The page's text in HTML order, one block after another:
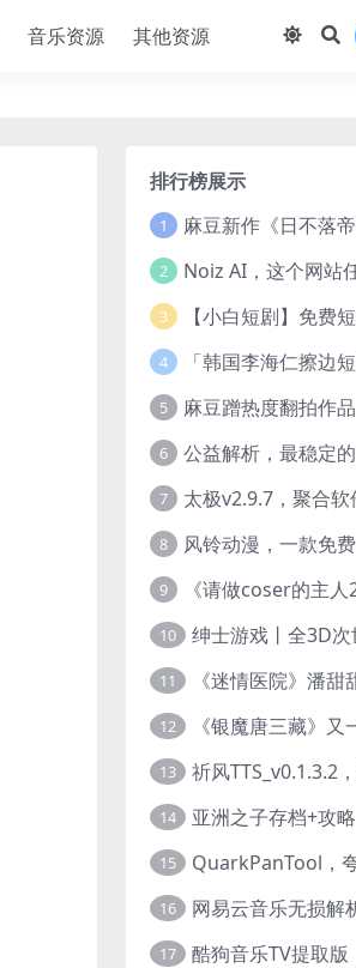
音乐资源 其他资源
排行榜展示
1
2
3
4
5
6
7
8
9
10
11
12
13
14 亚洲之子存档+攻略
15
16
17